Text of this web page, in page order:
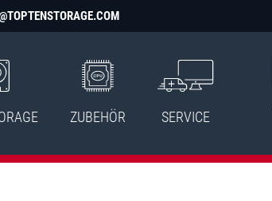
ZUBEHÖR SERVICE